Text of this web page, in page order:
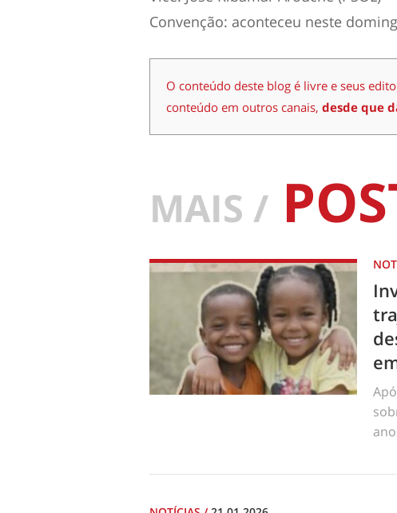
Convenção: aconteceu neste
O conteúdo deste blog é livre e seus
conteúdo em outros canais, desde que
MAIS /